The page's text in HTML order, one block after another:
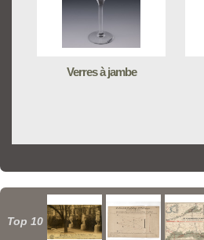
Verres à jambe
Top 10